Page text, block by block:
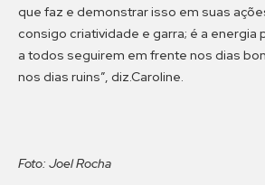
que faz e demonstrar isso em suas
consigo criatividade e garra; é a energia
a todos seguirem em frente nos dias
nos dias ruins”, diz.Caroline.
Foto: Joel Rocha